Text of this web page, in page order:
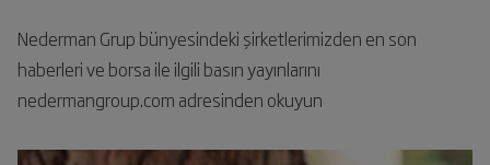
Nederman Grup bünyesindeki şirketlerimizden en son
haberleri ve borsa ile ilgili basın yayınlarını
nedermangroup.com adresinden okuyun